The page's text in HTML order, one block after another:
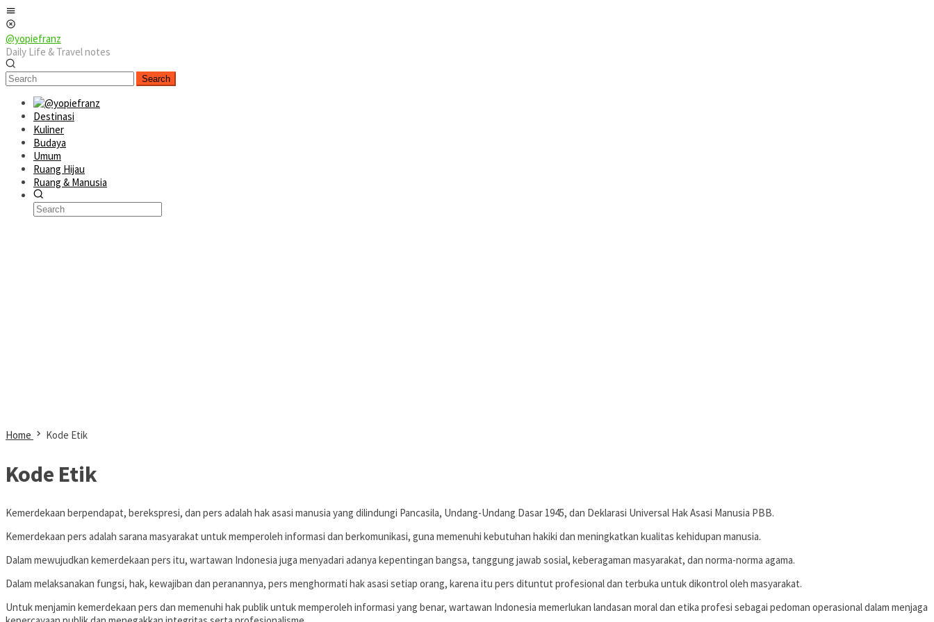
Skip
to
content
@yopiefranz
Daily Life & Travel notes
Search
Destinasi
Kuliner
Budaya
Umum
Ruang Hijau
Ruang & Manusia
Home Kode Etik
Kode Etik
Kemerdekaan berpendapat, berekspresi, dan pers adalah hak asasi manusia yang dilindungi Pancasila, Undang-Undang Dasar 1945, dan Deklarasi Universal Hak Asasi Manusia PBB.
Kemerdekaan pers adalah sarana masyarakat untuk memperoleh informasi dan berkomunikasi, guna memenuhi kebutuhan hakiki dan meningkatkan kualitas kehidupan manusia.
Dalam mewujudkan kemerdekaan pers itu, wartawan Indonesia juga menyadari adanya kepentingan bangsa, tanggung jawab sosial, keberagaman masyarakat, dan norma-norma agama.
Dalam melaksanakan fungsi, hak, kewajiban dan peranannya, pers menghormati hak asasi setiap orang, karena itu pers dituntut profesional dan terbuka untuk dikontrol oleh masyarakat.
Untuk menjamin kemerdekaan pers dan memenuhi hak publik untuk memperoleh informasi yang benar, wartawan Indonesia memerlukan landasan moral dan etika profesi sebagai pedoman operasional dalam menjaga